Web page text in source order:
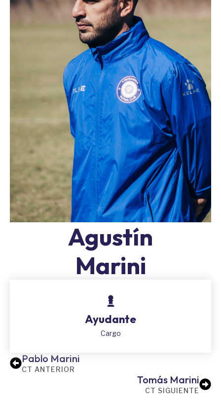
Agustín
Marini
Ayudante
Cargo
Pablo Marini
CT ANTERIOR
Tomás Marini
CT SIGUIENTE